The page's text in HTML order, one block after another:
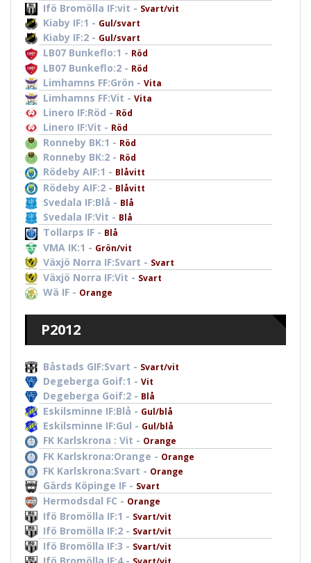
Ifö Bromölla IF:vit - Svart/vit
Kiaby IF:1 - Gul/svart
Kiaby IF:2 - Gul/svart
LB07 Bunkeflo:1 - Röd
LB07 Bunkeflo:2 - Röd
Limhamns FF:Grön - Vita
Limhamns FF:Vit - Vita
Linero IF:Röd - Röd
Linero IF:Vit - Röd
Ronneby BK:1 - Röd
Ronneby BK:2 - Röd
Rödeby AIF:1 - Blåvitt
Rödeby AIF:2 - Blåvitt
Svedala IF:Blå - Blå
Svedala IF:Vit - Blå
Tollarps IF - Blå
VMA IK:1 - Grön/vit
Växjö Norra IF:Svart - Svart
Växjö Norra IF:Vit - Svart
Wä IF - Orange
P2012
Båstads GIF:Svart - Svart/vit
Degeberga Goif:1 - Vit
Degeberga Goif:2 - Blå
Eskilsminne IF:Blå - Gul/blå
Eskilsminne IF:Gul - Gul/blå
FK Karlskrona : Vit - Orange
FK Karlskrona:Orange - Orange
FK Karlskrona:Svart - Orange
Gärds Köpinge IF - Svart
Hermodsdal FC - Orange
Ifö Bromölla IF:1 - Svart/vit
Ifö Bromölla IF:2 - Svart/vit
Ifö Bromölla IF:3 - Svart/vit